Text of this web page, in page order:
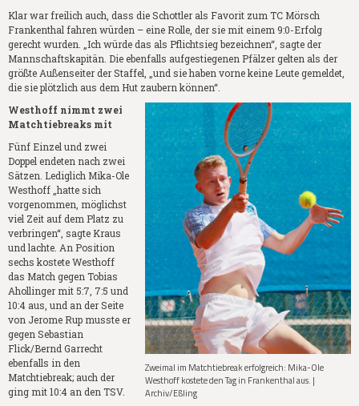
Klar war freilich auch, dass die Schottler als Favorit zum TC Mörsch
Frankenthal fahren würden – eine Rolle, der sie mit einem 9:0-Erfolg
gerecht wurden. „Ich würde das als Pflichtsieg bezeichnen“, sagte der
Mannschaftskapitän. Die ebenfalls aufgestiegenen Pfälzer gelten als der
größte Außenseiter der Staffel, „und sie haben vorne keine Leute gemeldet,
die sie plötzlich aus dem Hut zaubern können“.
Zweimal im Matchtiebreak erfolgreich: Mika-Ole
Westhoff kostete den Tag in Frankenthal aus. |
Archiv/Eßling
Westhoff nimmt zwei
Matchtiebreaks mit
Fünf Einzel und zwei
Doppel endeten nach zwei
Sätzen. Lediglich Mika-Ole
Westhoff „hatte sich
vorgenommen, möglichst
viel Zeit auf dem Platz zu
verbringen“, sagte Kraus
und lachte. An Position
sechs kostete Westhoff
das Match gegen Tobias
Ahollinger mit 5:7, 7:5 und
10:4 aus, und an der Seite
von Jerome Rup musste er
gegen Sebastian
Flick/Bernd Garrecht
ebenfalls in den
Matchtiebreak; auch der
ging mit 10:4 an den TSV.